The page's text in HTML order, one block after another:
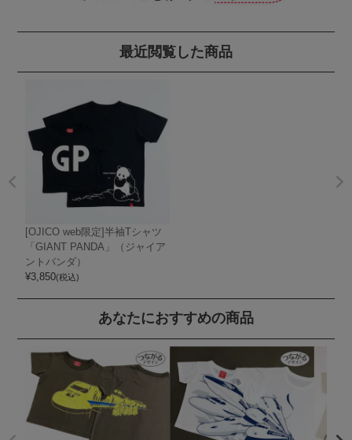
最近閲覧した商品
[OJICO web限定]半袖Tシャツ
「GIANT PANDA」（ジャイア
ントパンダ）
¥3,850(税込)
あなたにおすすめの商品